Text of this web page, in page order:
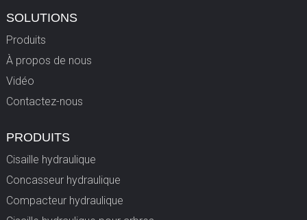
SOLUTIONS
Produits
À propos de nous
Vidéo
Contactez-nous
PRODUITS
Cisaille hydraulique
Concasseur hydraulique
Compacteur hydraulique